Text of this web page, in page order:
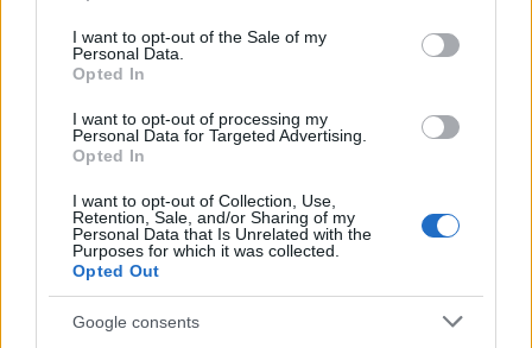
use your data for below specified purposes in below Google
consent section.
I want to opt-out of the Sale of my
Personal Data.
Opted In
I want to opt-out of processing my
Personal Data for Targeted Advertising.
Opted In
I want to opt-out of Collection, Use,
Retention, Sale, and/or Sharing of my
Personal Data that Is Unrelated with the
Purposes for which it was collected.
Opted Out
Google consents
Félkupica_Fehér_Főnök
17 éve
Nálunk a szokásosnál sokkal zsúfoltabbak voltak a
növelték, valami csak történt
misikeh[jogsértő módon félelmet keltve
fotózott] (